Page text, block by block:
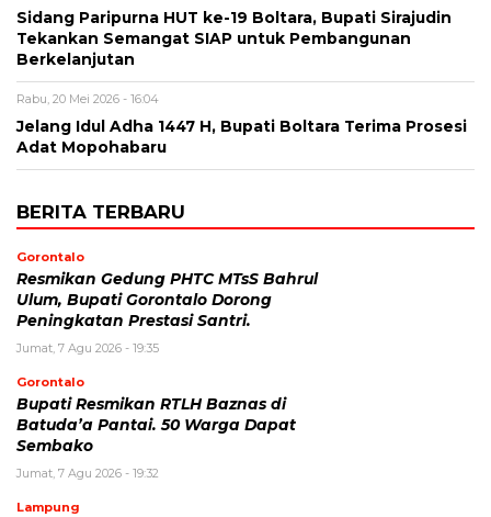
Sidang Paripurna HUT ke-19 Boltara, Bupati Sirajudin
Tekankan Semangat SIAP untuk Pembangunan
Berkelanjutan
Rabu, 20 Mei 2026 - 16:04
Jelang Idul Adha 1447 H, Bupati Boltara Terima Prosesi
Adat Mopohabaru
BERITA TERBARU
Gorontalo
Resmikan Gedung PHTC MTsS Bahrul
Ulum, Bupati Gorontalo Dorong
Peningkatan Prestasi Santri.
Jumat, 7 Agu 2026 - 19:35
Gorontalo
Bupati Resmikan RTLH Baznas di
Batuda’a Pantai. 50 Warga Dapat
Sembako
Jumat, 7 Agu 2026 - 19:32
Lampung